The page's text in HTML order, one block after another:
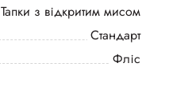
Тапки з відкритим мисом
Стандарт
Фліс